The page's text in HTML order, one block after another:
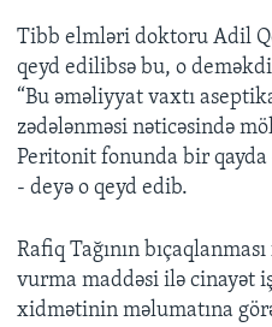
Tibb elmləri doktoru Adil
qeyd edilibsə bu, o
“Bu əməliyyat vaxtı
zədələnməsi nəticəsində
Peritonit fonunda bir
- deyə o qeyd edib.
Rafiq Tağının
vurma maddəsi ilə cinayət
xidmətinin məlumatına